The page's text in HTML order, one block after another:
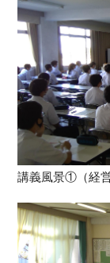
講義風景①（経